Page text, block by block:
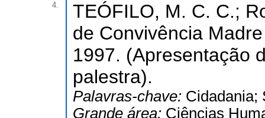
4.
TEÓFILO, M. C. C.;
de Convivência
1997. (Apresentação
palestra).
Palavras-chave: Cidadania;
Grande área: Ciências